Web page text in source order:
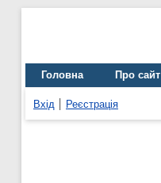
Головна Про сайт
Вхід Реєстрація